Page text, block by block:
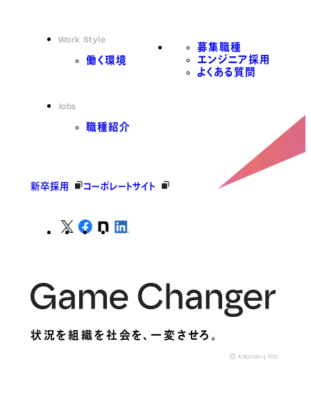
Work Style
働く環境
Jobs
職種紹介
募集職種
エンジニア採用
よくある質問
新卒採用 コーポレートサイト
状況を組織を社会を、一変させろ。
© kaonavi, Inc